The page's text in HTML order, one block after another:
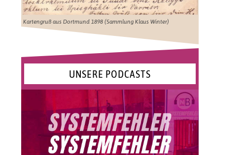
Kartengruß aus Dortmund 1898 (Sammlung Klaus Winter)
UNSERE PODCASTS